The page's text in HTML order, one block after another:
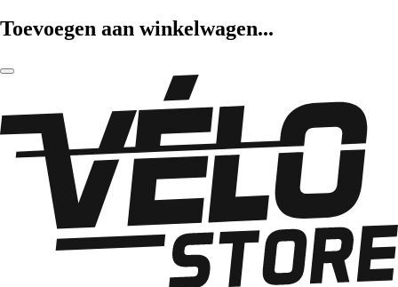
Toevoegen aan winkelwagen...